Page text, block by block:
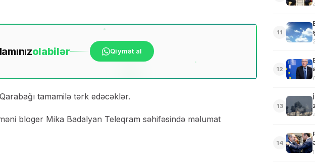
olabilər Qiymət al
tamamilə tərk edəcəklər.
bloger Mika Badalyan Teleqram səhifəsində məlumat
11
12
13
14